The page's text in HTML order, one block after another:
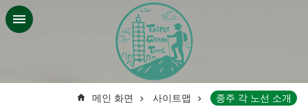
기본 콘텐츠 블록으로 건너 뛰기
메인 화면 사이트맵 종주 각 노선 소개